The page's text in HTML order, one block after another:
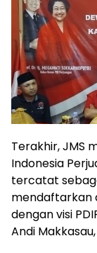
Terakhir, JMS
Indonesia
tercatat
mendaftarkan
dengan visi
Andi